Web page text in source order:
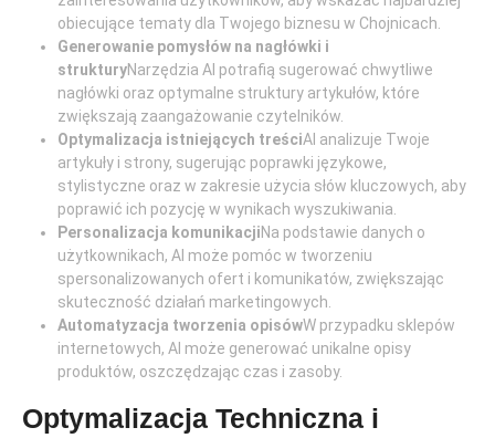
obiecujące tematy dla Twojego biznesu w Chojnicach.
Generowanie pomysłów na nagłówki i
strukturyNarzędzia AI potrafią sugerować chwytliwe
nagłówki oraz optymalne struktury artykułów, które
zwiększają zaangażowanie czytelników.
Optymalizacja istniejących treściAI analizuje Twoje
artykuły i strony, sugerując poprawki językowe,
stylistyczne oraz w zakresie użycia słów kluczowych, aby
poprawić ich pozycję w wynikach wyszukiwania.
Personalizacja komunikacjiNa podstawie danych o
użytkownikach, AI może pomóc w tworzeniu
spersonalizowanych ofert i komunikatów, zwiększając
skuteczność działań marketingowych.
Automatyzacja tworzenia opisówW przypadku sklepów
internetowych, AI może generować unikalne opisy
produktów, oszczędzając czas i zasoby.
Optymalizacja Techniczna i